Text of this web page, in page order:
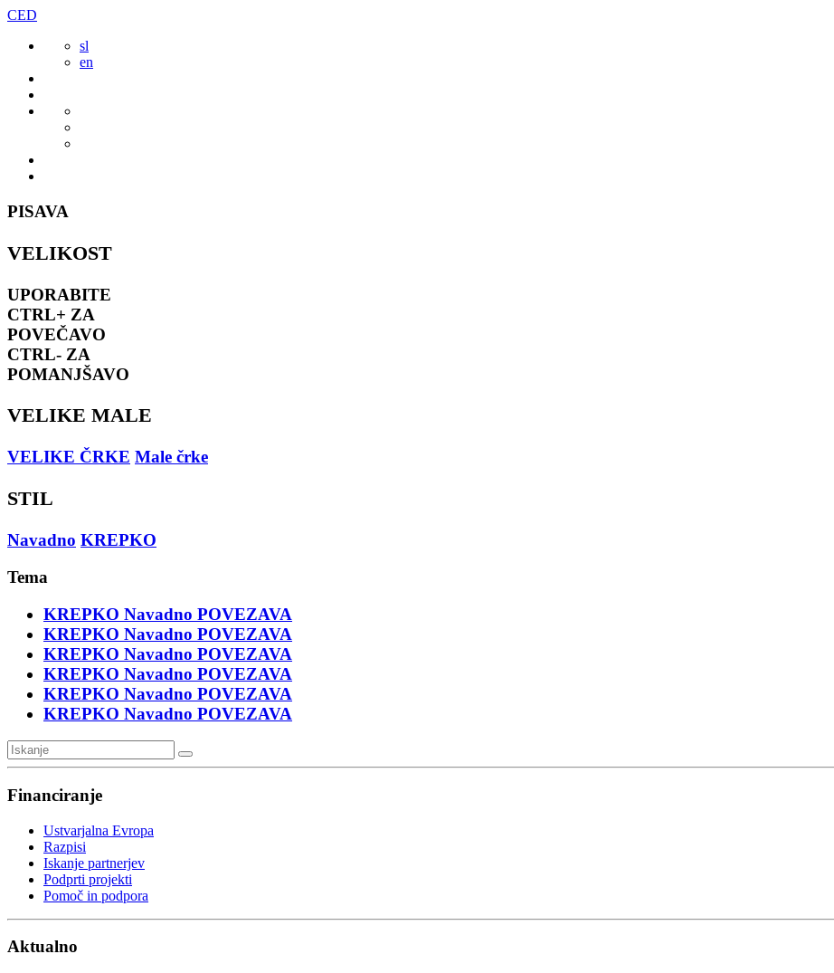
Preskoči
vsebine
CED
sl
en
PISAVA
VELIKOST
UPORABITE
CTRL+ ZA
POVEČAVO
CTRL- ZA
POMANJŠAVO
VELIKE MALE
VELIKE ČRKE Male črke
STIL
Navadno KREPKO
Tema
KREPKO Navadno POVEZAVA
KREPKO Navadno POVEZAVA
KREPKO Navadno POVEZAVA
KREPKO Navadno POVEZAVA
KREPKO Navadno POVEZAVA
KREPKO Navadno POVEZAVA
Financiranje
Ustvarjalna Evropa
Razpisi
Iskanje partnerjev
Podprti projekti
Pomoč in podpora
Aktualno